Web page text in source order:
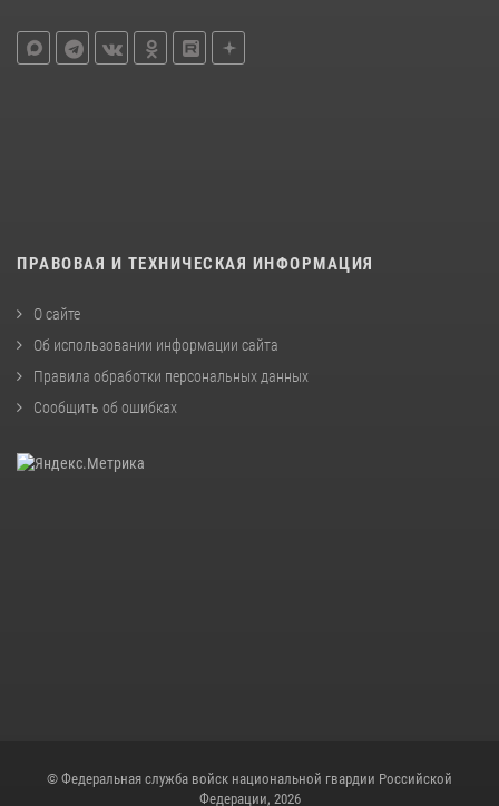
ПРАВОВАЯ И ТЕХНИЧЕСКАЯ ИНФОРМАЦИЯ
О сайте
Об использовании информации сайта
Правила обработки персональных данных
Сообщить об ошибках
© Федеральная служба войск национальной гвардии Российской
Федерации, 2026